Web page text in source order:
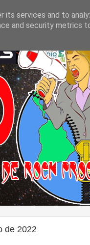
de 2022
services and to
and security metrics